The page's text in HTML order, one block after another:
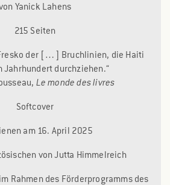
Yanick Lahens
215 Seiten
der […] Bruchlinien, die Haiti
Jahrhundert durchziehen.“
Le monde des livres
Softcover
am 16. April 2025
von Jutta Himmelreich
Rahmen des Förderprogramms des